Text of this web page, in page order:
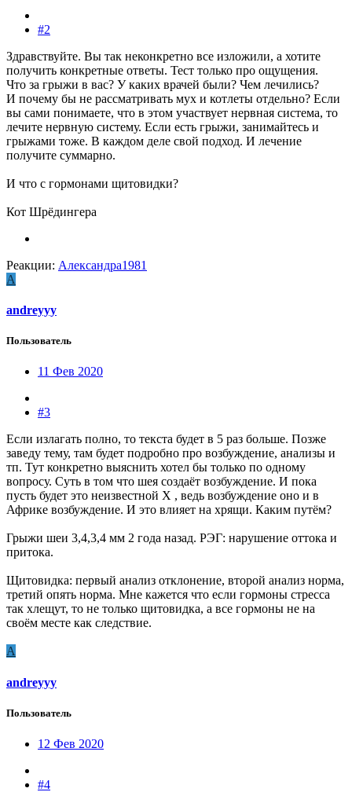
#2
Здравствуйте. Вы так неконкретно все изложили, а хотите
получить конкретные ответы. Тест только про ощущения.
Что за грыжи в вас? У каких врачей были? Чем лечились?
И почему бы не рассматривать мух и котлеты отдельно? Если
вы сами понимаете, что в этом участвует нервная система, то
лечите нервную систему. Если есть грыжи, занимайтесь и
грыжами тоже. В каждом деле свой подход. И лечение
получите суммарно.
И что с гормонами щитовидки?
Кот Шрёдингера
Реакции: Александра1981
A
andreyyy
Пользователь
11 Фев 2020
#3
Если излагать полно, то текста будет в 5 раз больше. Позже
заведу тему, там будет подробно про возбуждение, анализы и
тп. Тут конкретно выяснить хотел бы только по одному
вопросу. Суть в том что шея создаёт возбуждение. И пока
пусть будет это неизвестной Х , ведь возбуждение оно и в
Африке возбуждение. И это влияет на хрящи. Каким путём?
Грыжи шеи 3,4,3,4 мм 2 года назад. РЭГ: нарушение оттока и
притока.
Щитовидка: первый анализ отклонение, второй анализ норма,
третий опять норма. Мне кажется что если гормоны стресса
так хлещут, то не только щитовидка, а все гормоны не на
своём месте как следствие.
A
andreyyy
Пользователь
12 Фев 2020
#4